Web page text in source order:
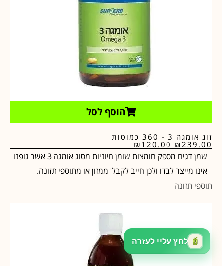
הוסף לסל
זוג אומגה 3 - 360 כמוסות
₪239.00
₪ 120.00
שמן דגים מספק חומצות שומן חיוניות מסוג אומגה 3 אשר גופנו
אינו מייצר לבדו ולכן חייב לקבלן ממזון או מתוספי תזונה.
תוספי תזונה